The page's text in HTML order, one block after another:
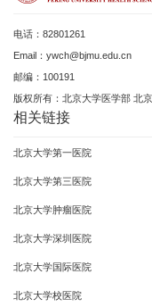
电话：82801261
Email：ywch@bjmu.edu.cn
邮编：100191
版权所有：北京大学医学部 北
相关链接
北京大学第一医院
北京大学第三医院
北京大学肿瘤医院
北京大学深圳医院
北京大学国际医院
北京大学校医院